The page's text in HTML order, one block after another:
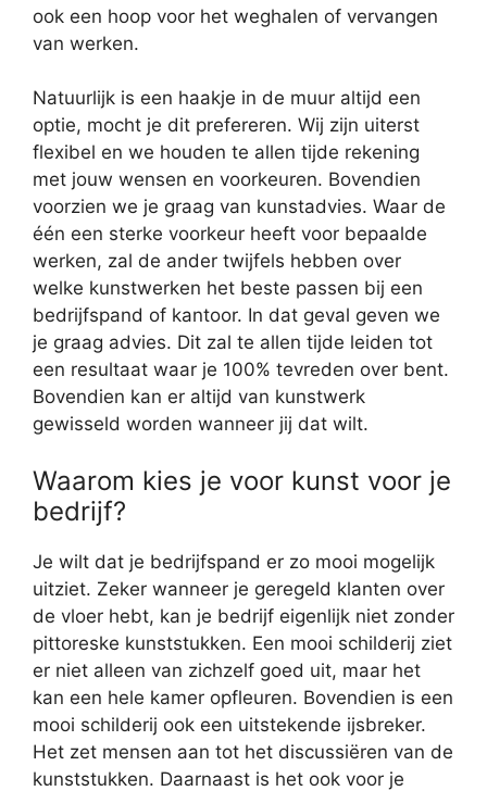
ook een hoop voor het weghalen of vervangen
van werken.
Natuurlijk is een haakje in de muur altijd een
optie, mocht je dit prefereren. Wij zijn uiterst
flexibel en we houden te allen tijde rekening
met jouw wensen en voorkeuren. Bovendien
voorzien we je graag van kunstadvies. Waar de
één een sterke voorkeur heeft voor bepaalde
werken, zal de ander twijfels hebben over
welke kunstwerken het beste passen bij een
bedrijfspand of kantoor. In dat geval geven we
je graag advies. Dit zal te allen tijde leiden tot
een resultaat waar je 100% tevreden over bent.
Bovendien kan er altijd van kunstwerk
gewisseld worden wanneer jij dat wilt.
Waarom kies je voor kunst voor je
bedrijf?
Je wilt dat je bedrijfspand er zo mooi mogelijk
uitziet. Zeker wanneer je geregeld klanten over
de vloer hebt, kan je bedrijf eigenlijk niet zonder
pittoreske kunststukken. Een mooi schilderij ziet
er niet alleen van zichzelf goed uit, maar het
kan een hele kamer opfleuren. Bovendien is een
mooi schilderij ook een uitstekende ijsbreker.
Het zet mensen aan tot het discussiëren van de
kunststukken. Daarnaast is het ook voor je